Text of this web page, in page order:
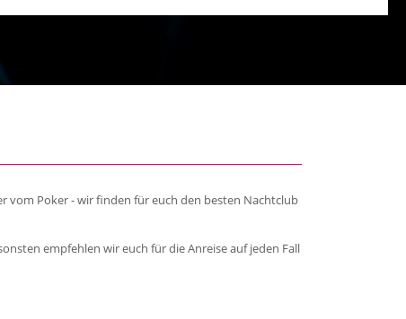
vom Poker - wir finden für euch den besten Nachtclub
empfehlen wir euch für die Anreise auf jeden Fall